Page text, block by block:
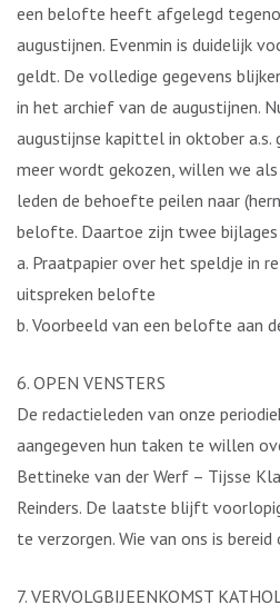
een belofte heeft afgelegd
augustijnen. Evenmin is duidelijk
geldt. De volledige gegevens
in het archief van de augustijnen.
augustijnse kapittel in oktober a.s.
meer wordt gekozen, willen we
leden de behoefte peilen naar
belofte. Daartoe zijn twee
a. Praatpapier over het speldje in
uitspreken belofte
b. Voorbeeld van een belofte aan
6. OPEN VENSTERS
De redactieleden van onze
aangegeven hun taken te willen
Bettineke van der Werf – Tijsse
Reinders. De laatste blijft
te verzorgen. Wie van ons is
7. VERVOLGBIJEENKOMST